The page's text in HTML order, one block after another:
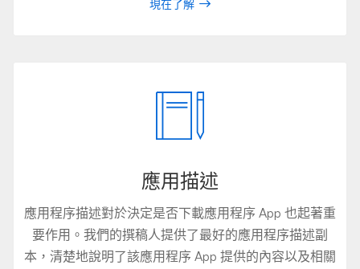
現在了解
應用描述
應用程序描述對於決定是否下載應用程序 App 也起著重
要作用。我們的撰稿人提供了最好的應用程序描述副
本，清楚地說明了該應用程序 App 提供的內容以及相關